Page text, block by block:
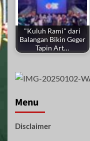
"Kuluh Rami" dari
Balangan Bikin Geger
Tapin Art…
Menu
Disclaimer